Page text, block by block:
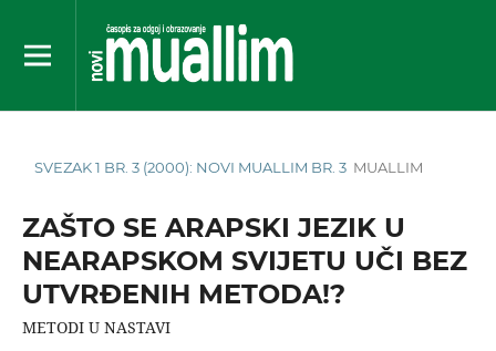
SVEZAK 1 BR. 3 (2000): NOVI MUALLIM BR. 3 MUALLIM
ZAŠTO SE ARAPSKI JEZIK U
NEARAPSKOM SVIJETU UČI BEZ
UTVRÐENIH METODA!?
METODI U NASTAVI